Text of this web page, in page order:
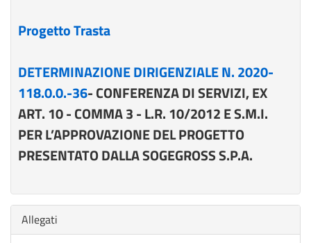
Progetto Trasta
DETERMINAZIONE DIRIGENZIALE N. 2020-
118.0.0.-36- CONFERENZA DI SERVIZI, EX
ART. 10 - COMMA 3 - L.R. 10/2012 E S.M.I.
PER L’APPROVAZIONE DEL PROGETTO
PRESENTATO DALLA SOGEGROSS S.P.A.
Nascondi
Allegati